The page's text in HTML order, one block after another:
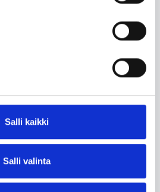
Salli kaikki
Salli valinta
nopealla toimitusajalla. Myös
toimitus onnistuu mittavan
helposti tässä, niin